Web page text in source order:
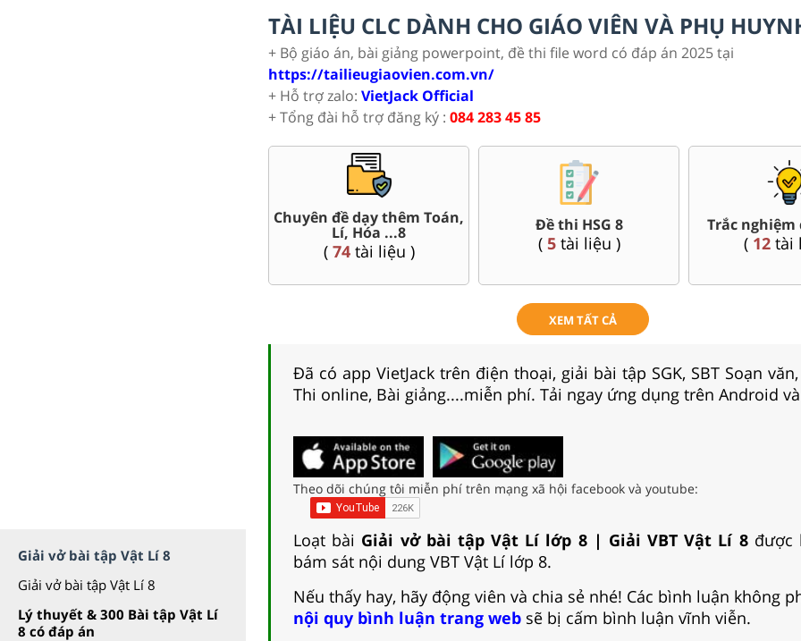
Giải vở bài tập Vật Lí 8
Giải vở bài tập Vật Lí 8
Lý thuyết & 300 Bài tập Vật Lí
8 có đáp án
TÀI LIỆU CLC DÀNH CHO GIÁO VIÊN VÀ PHỤ
+ Bộ giáo án, bài giảng powerpoint, đề thi file word có đáp án 2025 tại
https://tailieugiaovien.com.vn/
+ Hỗ trợ zalo: VietJack Official
+ Tổng đài hỗ trợ đăng ký : 084 283 45 85
Chuyên đề dạy thêm Toán,
Lí, Hóa ...8
( 74tài liệu )
Đề thi HSG 8
( 5tài liệu )
Trắc nghiệm
( 12tài
XEM TẤT CẢ
Đã có app VietJack trên điện thoại, giải bài tập SGK, SBT Soạn
Thi online, Bài giảng....miễn phí. Tải ngay ứng dụng trên Android và
Theo dõi chúng tôi miễn phí trên mạng xã hội facebook và youtube:
Loạt bài Giải vở bài tập Vật Lí lớp 8 | Giải VBT Vật Lí 8được
bám sát nội dung VBT Vật Lí lớp 8.
Nếu thấy hay, hãy động viên và chia sẻ nhé! Các bình luận không
nội quy bình luận trang web sẽ bị cấm bình luận vĩnh viễn.